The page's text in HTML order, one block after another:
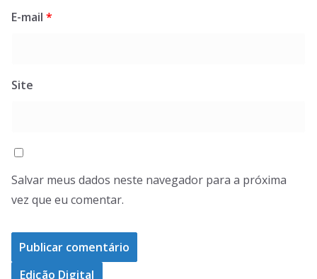
E-mail *
Site
Salvar meus dados neste navegador para a próxima
vez que eu comentar.
Edição Digital